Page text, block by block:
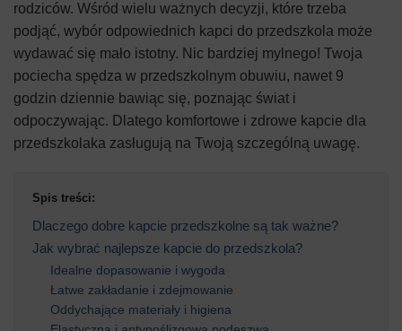
rodziców. Wśród wielu ważnych decyzji, które trzeba
podjąć, wybór odpowiednich kapci do przedszkola może
wydawać się mało istotny. Nic bardziej mylnego! Twoja
pociecha spędza w przedszkolnym obuwiu, nawet 9
godzin dziennie bawiąc się, poznając świat i
odpoczywając. Dlatego komfortowe i zdrowe kapcie dla
przedszkolaka zasługują na Twoją szczególną uwagę.
Spis treści:
Dlaczego dobre kapcie przedszkolne są tak ważne?
Jak wybrać najlepsze kapcie do przedszkola?
Idealne dopasowanie i wygoda
Łatwe zakładanie i zdejmowanie
Oddychające materiały i higiena